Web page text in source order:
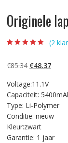
Originele
gebaseerd op
klantbeoordelinge
(2
€85.34
was:
€85.34.
€48.37
Voltage:11.1V
Capaciteit:
Type: Li-Polymer
Conditie: nieuw
Kleur:zwart
Garantie: 1 jaar